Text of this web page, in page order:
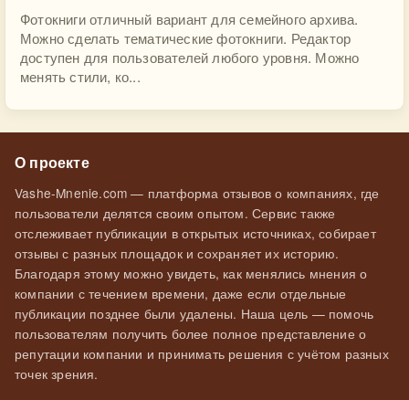
Фотокниги отличный вариант для семейного архива.
Можно сделать тематические фотокниги. Редактор
доступен для пользователей любого уровня. Можно
менять стили, ко...
О проекте
Vashe-Mnenie.com — платформа отзывов о компаниях, где
пользователи делятся своим опытом. Сервис также
отслеживает публикации в открытых источниках, собирает
отзывы с разных площадок и сохраняет их историю.
Благодаря этому можно увидеть, как менялись мнения о
компании с течением времени, даже если отдельные
публикации позднее были удалены. Наша цель — помочь
пользователям получить более полное представление о
репутации компании и принимать решения с учётом разных
точек зрения.